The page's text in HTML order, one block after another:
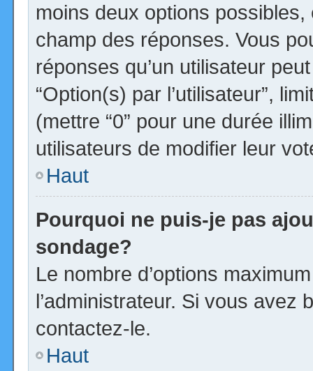
moins deux options
champ des réponses. Vous
réponses qu’un utilisateur
“Option(s) par l’utilisateur”,
(mettre “0” pour une durée
utilisateurs de modifier leur
Haut
Pourquoi ne puis-je pas
sondage?
Le nombre d’options
l’administrateur. Si vous avez
contactez-le.
Haut